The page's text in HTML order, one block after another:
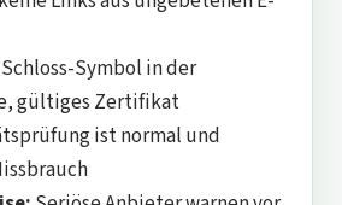
Schloss-Symbol in der
gültiges Zertifikat
ist normal und